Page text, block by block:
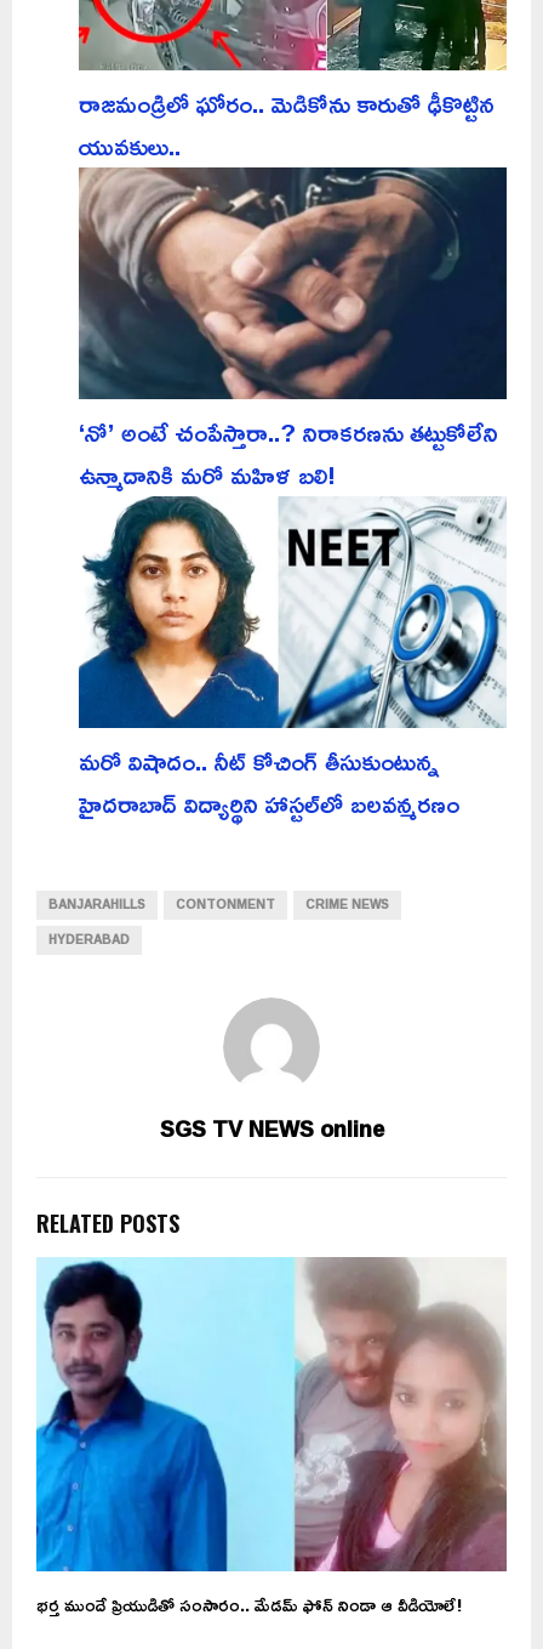
రాజమండ్రిలో ఘోరం.. మెడికోను కారుతో ఢీకొట్టిన
యువకులు..
‘నో’ అంటే చంపేస్తారా..? నిరాకరణను తట్టుకోలేని
ఉన్మాదానికి మరో మహిళ బలి!
మరో విషాదం.. నీట్ కోచింగ్ తీసుకుంటున్న
హైదరాబాద్ విద్యార్థిని హాస్టల్‌లో బలవన్మరణం
BANJARAHILLS CONTONMENT
CRIME NEWS
HYDERABAD
SGS TV NEWS online
RELATED POSTS
భర్త ముందే ప్రియుడితో సంసారం.. మేడమ్ ఫోన్ నిండా ఆ వీడియోలే!